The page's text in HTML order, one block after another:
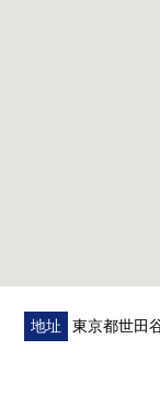
0 盥洗台交換
0 怎麼遮蔽
0 Mybasket三軒
地址 東京都世田